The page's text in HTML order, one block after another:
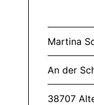
Martina
An der
38707